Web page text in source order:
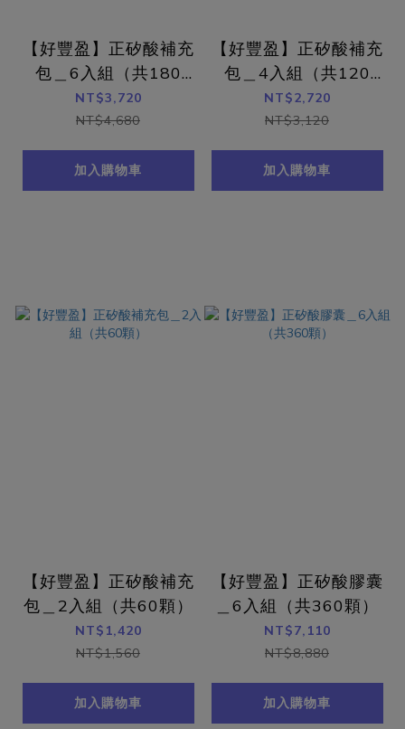
【好豐盈】正矽酸補充
包＿6入組（共180
顆）
NT$3,720
NT$4,680
加入購物車
【好豐盈】正矽酸補充
包＿4入組（共120
顆）
NT$2,720
NT$3,120
加入購物車
【好豐盈】正矽酸補充
包＿2入組（共60顆）
NT$1,420
NT$1,560
加入購物車
【好豐盈】正矽酸膠囊
＿6入組（共360顆）
NT$7,110
NT$8,880
加入購物車